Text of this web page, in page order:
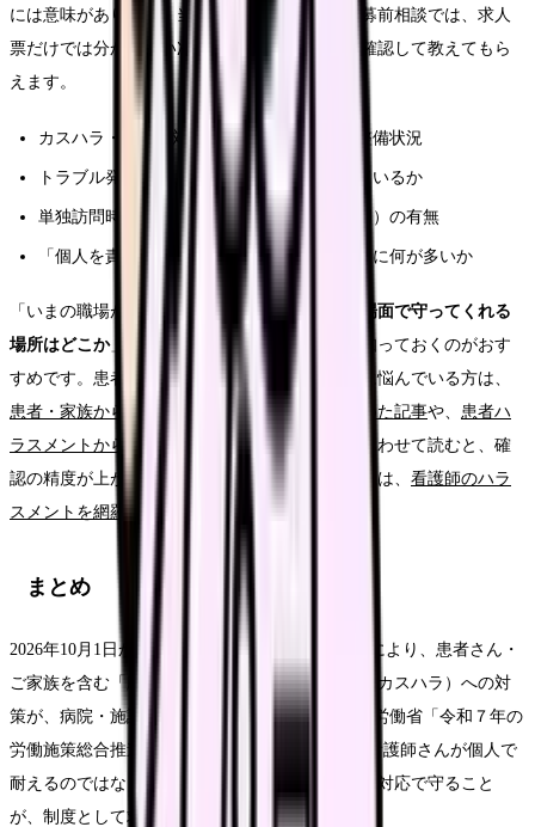
には意味があります。当サイトの求人通知・応募前相談では、求人
票だけでは分からない次のような点を、職場に確認して教えてもら
えます。
カスハラ・暴力に対する方針や相談窓口の整備状況
トラブル発生時に、組織としてどう対応しているか
単独訪問時の安全確保（防犯機器・連絡体制）の有無
「個人を責めない」文化があるか、離職理由に何が多いか
「いまの職場が嫌だから」ではなく、「
つらい場面で守ってくれる
場所はどこか」を考える材料として、選択肢を知っておくのがおす
すめです。患者さん・家族からの具体的な対応に悩んでいる方は、
患者・家族からのハラスメントへの対応をまとめた記事や、 患者ハ
ラスメントから守られる職場の選び方の記事
もあわせて読むと、確
認の精度が上がります。ハラスメント全般の整理は、 看護師のハラ
スメントを網羅した記事
まとめ
2026年10月1日から、改正労働施策総合推進法等により、患者さん・
ご家族を含む「顧客等」からの著しい迷惑行為（カスハラ）への対
策が、病院・施設の義務になります(Source: 厚生労働省「令和７年の
労働施策総合推進法等の一部改正について」)。看護師さんが個人で
耐えるのではなく、組織が方針・相談体制・事後対応で守ること
が、制度として求められる方向です。